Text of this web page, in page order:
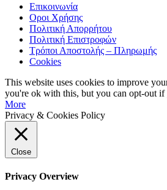
Επικοινωνία
Οροι Χρήσης
Πολιτική Απορρήτου
Πολιτική Επιστροφών
Τρόποι Αποστολής – Πληρωμής
Cookies
This website uses cookies to improve
you're ok with this, but you can opt-out if
More
Privacy & Cookies Policy
Close
Privacy Overview